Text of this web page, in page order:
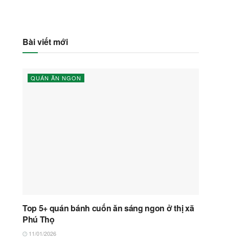
Bài viết mới
QUÁN ĂN NGON
Top 5+ quán bánh cuốn ăn sáng ngon ở thị xã
Phú Thọ
11/01/2026